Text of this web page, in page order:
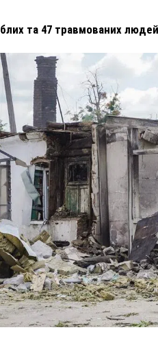
та 47 травмованих
62-РІЧНУ
25